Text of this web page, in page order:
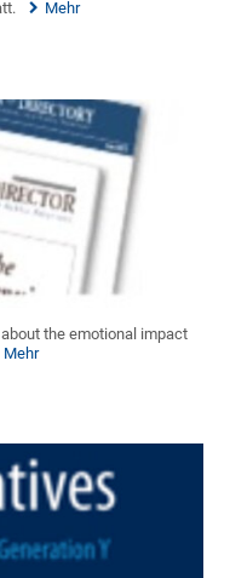
Mehr
the emotional impact
Mehr